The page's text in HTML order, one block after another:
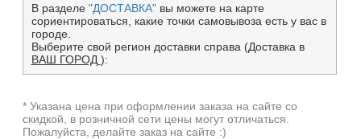
В разделе "ДОСТАВКА"вы можете на карте
сориентироваться, какие точки самовывоза есть у вас в
городе.
Выберите свой регион доставки справа (Доставка в
ВАШ ГОРОД ):
* Указана цена при оформлении заказа на сайте со
скидкой, в розничной сети цены могут отличаться.
Пожалуйста, делайте заказ на сайте :)